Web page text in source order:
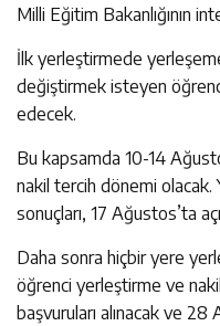
Milli Eğitim Bakanlığının
İlk yerleştirmede
değiştirmek isteyen
edecek.
Bu kapsamda 10-14
nakil tercih dönemi olacak.
sonuçları, 17 Ağustos’ta
Daha sonra hiçbir yere
öğrenci yerleştirme ve
başvuruları alınacak ve